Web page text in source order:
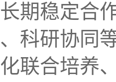
期稳定合
科研协同
联合培养